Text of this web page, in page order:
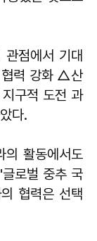
점에서 기대
력 강화 △산
구적 도전 과
다.
의 활동에서도
로벌 중추 국
협력은 선택